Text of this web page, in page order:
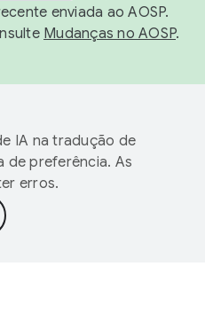
enviada ao AOSP.
Mudanças no AOSP.
IA na tradução de
de preferência. As
erros.